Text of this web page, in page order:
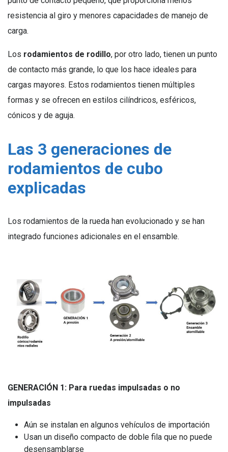
resistencia al giro y menores capacidades de manejo de
carga.
Los rodamientos de rodillo, por otro lado, tienen un punto
de contacto más grande, lo que los hace ideales para
cargas mayores. Estos rodamientos tienen múltiples
formas y se ofrecen en estilos cilíndricos, esféricos,
cónicos y de aguja.
Las 3 generaciones de
rodamientos de cubo
explicadas
Los rodamientos de la rueda han evolucionado y se han
integrado funciones adicionales en el ensamble.
GENERACIÓN 1: Para ruedas impulsadas o no
impulsadas
Aún se instalan en algunos vehículos de importación
Usan un diseño compacto de doble fila que no puede
desensamblarse